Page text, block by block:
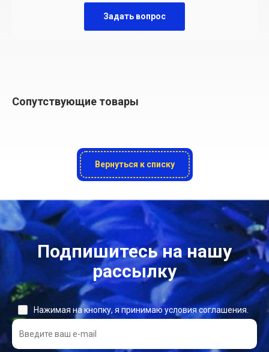
Задать вопрос
Сопутствующие товары
Вернуться к списку
Подпишитесь на нашу
рассылку
Нажимая на кнопку, я принимаю условия соглашения.